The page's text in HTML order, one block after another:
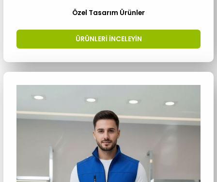
Özel Tasarım Ürünler
ÜRÜNLERI INCELEYIN